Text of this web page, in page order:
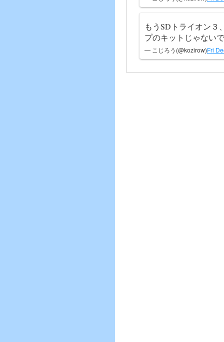
もうSDトライオン３
プのキットじゃない
— こじろう(@kozirow)Fri